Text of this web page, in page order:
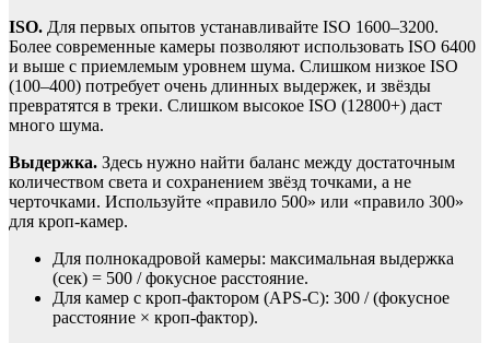
ISO. Для первых опытов устанавливайте ISO 1600–3200.
Более современные камеры позволяют использовать ISO 6400
и выше с приемлемым уровнем шума. Слишком низкое ISO
(100–400) потребует очень длинных выдержек, и звёзды
превратятся в треки. Слишком высокое ISO (12800+) даст
много шума.
Выдержка. Здесь нужно найти баланс между достаточным
количеством света и сохранением звёзд точками, а не
черточками. Используйте «правило 500» или «правило 300»
для кроп-камер.
Для полнокадровой камеры: максимальная выдержка
(сек) = 500 / фокусное расстояние.
Для камер с кроп-фактором (APS-C): 300 / (фокусное
расстояние × кроп-фактор).